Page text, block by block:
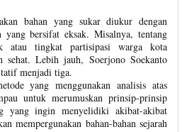
bahan yang sukar diukur dengan
bersifat eksak. Misalnya, tentang
atau tingkat partisipasi warga kota
sehat. Lebih jauh, Soerjono Soekanto
menjadi tiga.
yang menggunakan analisis atas
untuk merumuskan prinsip-prinsip
yang ingin menyelidiki akibat-akibat
mempergunakan bahan-bahan sejarah